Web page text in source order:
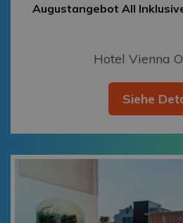
Augustangebot All
Hotel Vienna
Siehe